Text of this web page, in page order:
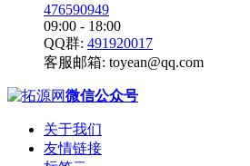
476590949
09:00 - 18:00
QQ群: 491920017
客服邮箱: toyean@qq.com
微信公众号
关于我们
友情链接